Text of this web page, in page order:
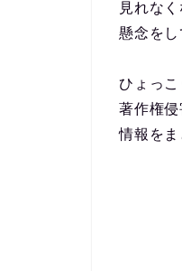
見れな
懸念をし
ひょっ
著作権
情報をま